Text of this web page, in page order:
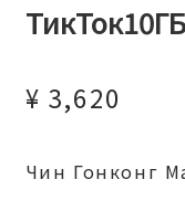
¥ 3,620
Чин Гонконг